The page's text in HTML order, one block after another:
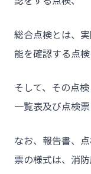
総合点検とは、
能を確認する点検
そして、その点
一覧表及び点検
なお、報告書、
票の様式は、消